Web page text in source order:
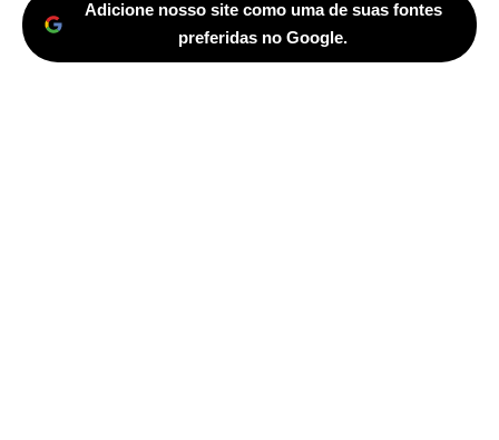
Adicione nosso site como uma de suas fontes
preferidas no Google.